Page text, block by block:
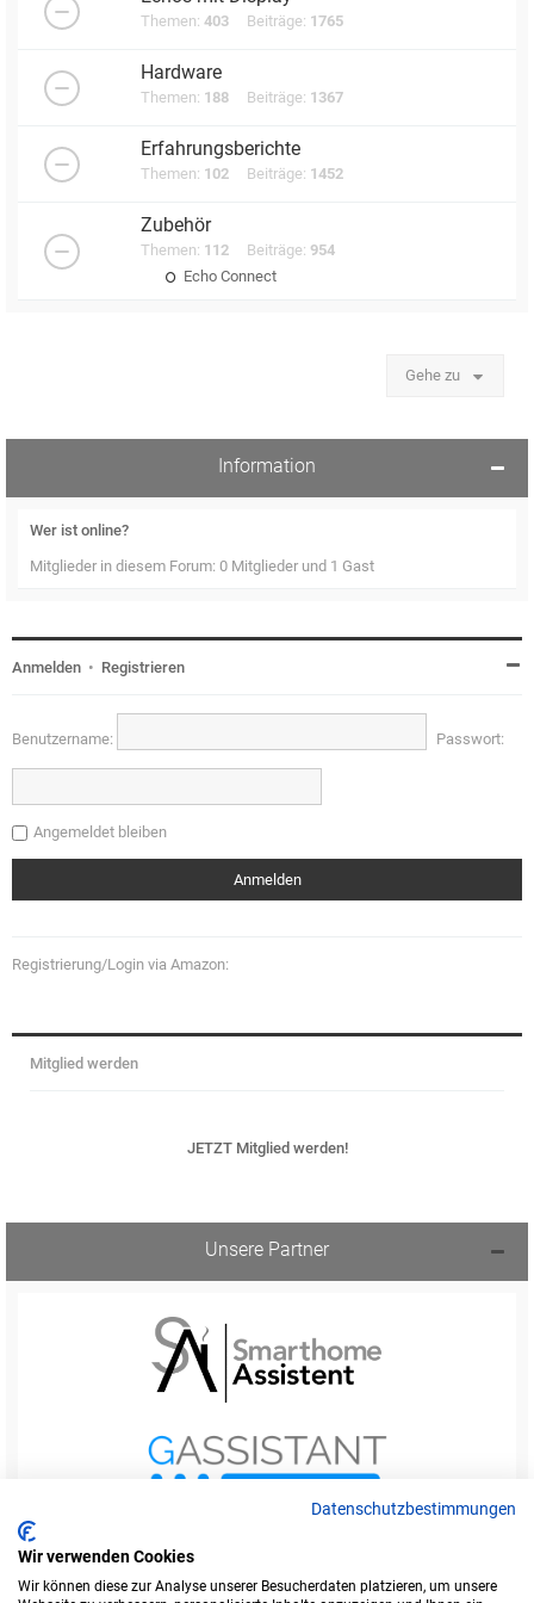
Themen: 403 Beiträge: 1765
Hardware
Themen: 188 Beiträge: 1367
Erfahrungsberichte
Themen: 102 Beiträge: 1452
Zubehör
Themen: 112 Beiträge: 954
Echo Connect
Gehe zu
Information
Wer ist online?
Mitglieder in diesem Forum: 0 Mitglieder und 1 Gast
Anmelden • Registrieren
Benutzername: Passwort:
Angemeldet bleiben
Registrierung/Login via Amazon:
Mitglied werden
JETZT Mitglied werden!
Unsere Partner
Datenschutzbestimmungen
Wir verwenden Cookies
Wir können diese zur Analyse unserer Besucherdaten platzieren, um unsere